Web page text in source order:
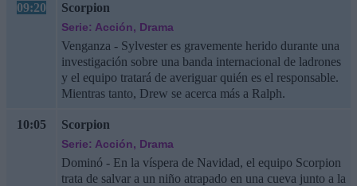
09:20 Scorpion
Serie: Acción, Drama
Venganza - Sylvester es gravemente herido durante una
investigación sobre una banda internacional de ladrones
y el equipo tratará de averiguar quién es el responsable.
Mientras tanto, Drew se acerca más a Ralph.
10:05 Scorpion
Serie: Acción, Drama
Dominó - En la víspera de Navidad, el equipo Scorpion
trata de salvar a un niño atrapado en una cueva junto a la